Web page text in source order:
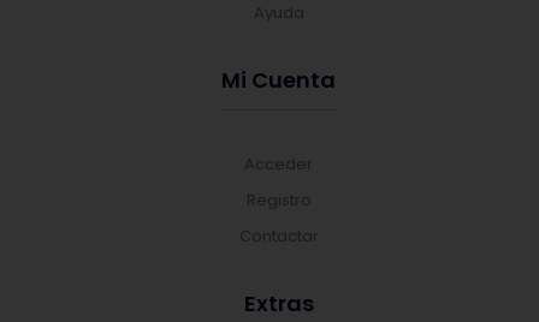
Ayuda
Mi Cuenta
Acceder
Registro
Contactar
Extras